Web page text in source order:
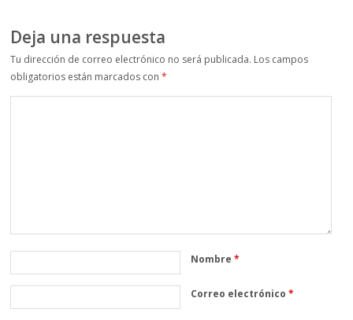
Deja una respuesta
Tu dirección de correo electrónico no será publicada. Los campos
obligatorios están marcados con*
Nombre*
Correo electrónico*